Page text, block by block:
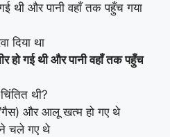
थी और पानी वहाँ तक पहुँच गया
दिया था
हो गई थी और पानी वहाँ तक पहुँच
थी?
और आलू खत्म हो गए थे
चले गए थे